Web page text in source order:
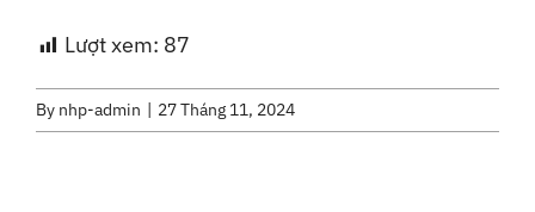
Lượt xem: 87
By nhp-admin 27 Tháng 11, 2024